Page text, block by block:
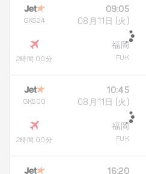
GK524
2時間 00分
09:05
08月11日 (火)
福岡
FUK
GK500
2時間 00分
10:45
08月11日 (火)
福岡
FUK
16:20